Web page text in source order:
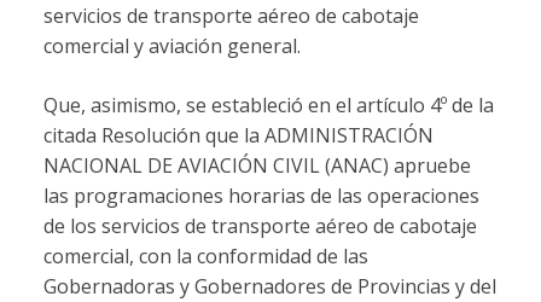
servicios de transporte aéreo de cabotaje
comercial y aviación general.
Que, asimismo, se estableció en el artículo 4º de la
citada Resolución que la ADMINISTRACIÓN
NACIONAL DE AVIACIÓN CIVIL (ANAC) apruebe
las programaciones horarias de las operaciones
de los servicios de transporte aéreo de cabotaje
comercial, con la conformidad de las
Gobernadoras y Gobernadores de Provincias y del